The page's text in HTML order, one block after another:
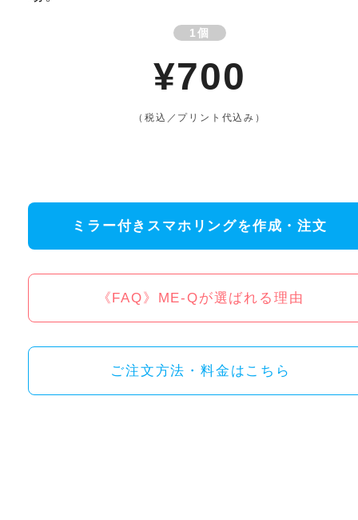
1個
¥700
（税込／プリント代込み）
ミラー付きスマホリングを作成・注文
《FAQ》ME-Qが選ばれる理由
ご注文方法・料金はこちら